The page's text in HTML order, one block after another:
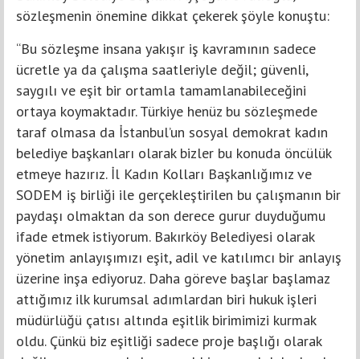
sözleşmenin önemine dikkat çekerek şöyle konuştu:
“Bu sözleşme insana yakışır iş kavramının sadece
ücretle ya da çalışma saatleriyle değil; güvenli,
saygılı ve eşit bir ortamla tamamlanabileceğini
ortaya koymaktadır. Türkiye henüz bu sözleşmede
taraf olmasa da İstanbul’un sosyal demokrat kadın
belediye başkanları olarak bizler bu konuda öncülük
etmeye hazırız. İl Kadın Kolları Başkanlığımız ve
SODEM iş birliği ile gerçekleştirilen bu çalışmanın bir
paydaşı olmaktan da son derece gurur duyduğumu
ifade etmek istiyorum. Bakırköy Belediyesi olarak
yönetim anlayışımızı eşit, adil ve katılımcı bir anlayış
üzerine inşa ediyoruz. Daha göreve başlar başlamaz
attığımız ilk kurumsal adımlardan biri hukuk işleri
müdürlüğü çatısı altında eşitlik birimimizi kurmak
oldu. Çünkü biz eşitliği sadece proje başlığı olarak